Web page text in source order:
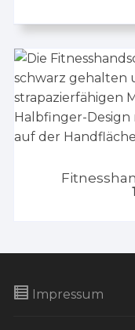
Impressum